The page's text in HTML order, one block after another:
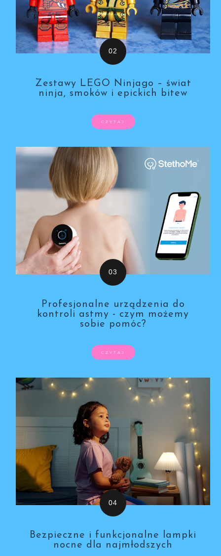
Zestawy LEGO Ninjago – świat
ninja, smoków i epickich bitew
CZYTAJ
Profesjonalne urządzenia do
kontroli astmy - czym możemy
sobie pomóc?
CZYTAJ
Bezpieczne i funkcjonalne lampki
nocne dla najmłodszych